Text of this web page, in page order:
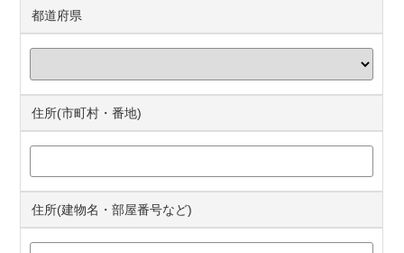
都道府県
住所(市町村・番地)
住所(建物名・部屋番号など)